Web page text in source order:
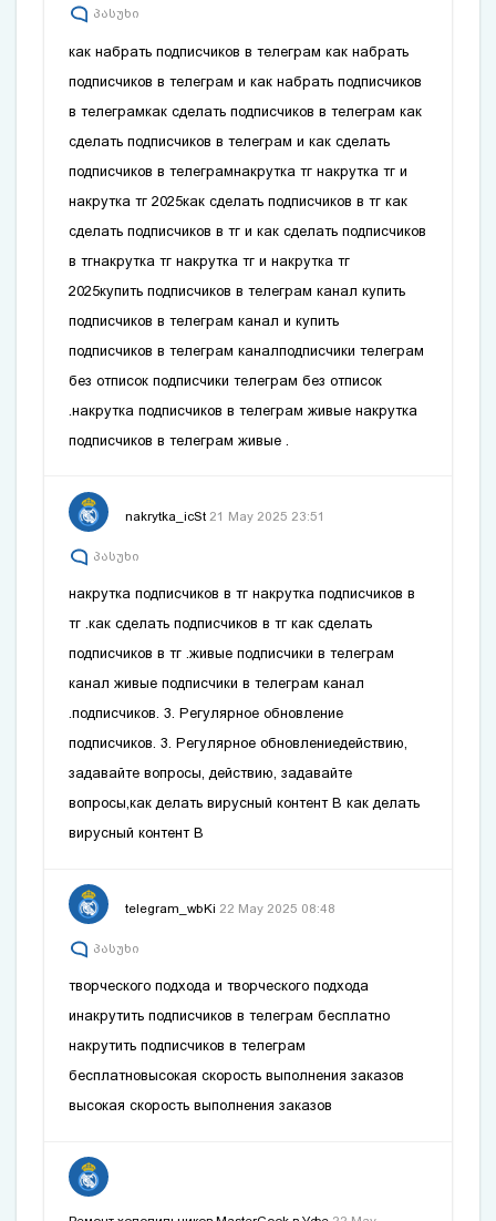
პასუხი
как набрать подписчиков в телеграмкак набрать
подписчиков в телеграм икак набрать подписчиков
в телеграмкак сделать подписчиков в телеграмкак
сделать подписчиков в телеграм икак сделать
подписчиков в телеграмнакрутка тгнакрутка тг и
накрутка тг 2025как сделать подписчиков в тгкак
сделать подписчиков в тг икак сделать подписчиков
в тгнакрутка тгнакрутка тг инакрутка тг
2025купить подписчиков в телеграм каналкупить
подписчиков в телеграм канал икупить
подписчиков в телеграм каналподписчики телеграм
без отписокподписчики телеграм без отписок
.накрутка подписчиков в телеграм живыенакрутка
подписчиков в телеграм живые
nakrytka_icSt 21 May 2025 23:51
პასუხი
накрутка подписчиков в тгнакрутка подписчиков в
тг .как сделать подписчиков в тгкак сделать
подписчиков в тг .живые подписчики в телеграм
каналживые подписчики в телеграм канал
.подписчиков. 3. Регулярное обновление
подписчиков. 3. Регулярное обновлениедействию,
задавайте вопросы,действию, задавайте
вопросы,как делать вирусный контент Вкак делать
вирусный контент В
telegram_wbKi 22 May 2025 08:48
პასუხი
творческого подхода итворческого подхода
инакрутить подписчиков в телеграм бесплатно
накрутить подписчиков в телеграм
бесплатновысокая скорость выполнения заказов
высокая скорость выполнения заказов